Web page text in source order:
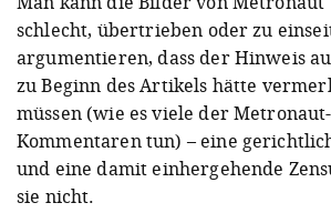
schlecht, übertrieben oder zu
argumentieren, dass der Hinweis
zu Beginn des Artikels hätte
müssen (wie es viele der
Kommentaren tun) – eine
und eine damit einhergehende
sie nicht.